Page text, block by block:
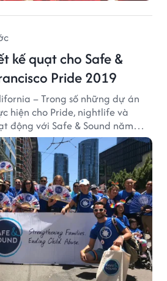
kế quạt cho Safe &
Pride 2019
– Trong số những dự án
hiện cho Pride, nightlife và
động với Safe & Sound năm
khác biệt. Safe & Sound là tổ
San Francisco hoạt động trong
hành trẻ em, hỗ trợ gia đình
an toàn cho trẻ em.